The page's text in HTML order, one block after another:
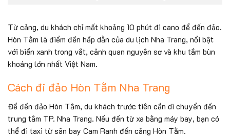
Từ cảng, du khách chỉ mất khoảng 10 phút đi cano để đến đảo.
Hòn Tằm là điểm đến hấp dẫn của du lịch Nha Trang, nổi bật
với biển xanh trong vắt, cảnh quan nguyên sơ và khu tắm bùn
khoáng lớn nhất Việt Nam.
Cách đi đảo Hòn Tằm Nha Trang
Để đến đảo Hòn Tằm, du khách trước tiên cần di chuyển đến
trung tâm TP. Nha Trang. Nếu đến từ xa bằng máy bay, bạn có
thể đi taxi từ sân bay Cam Ranh đến cảng Hòn Tằm.